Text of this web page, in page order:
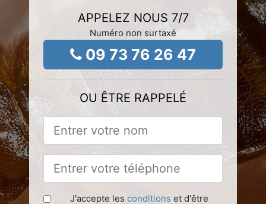
APPELEZ NOUS 7/7
Numéro non surtaxé
09 73 76 26 47
OU ÊTRE RAPPELÉ
J'accepte les conditions et d'être